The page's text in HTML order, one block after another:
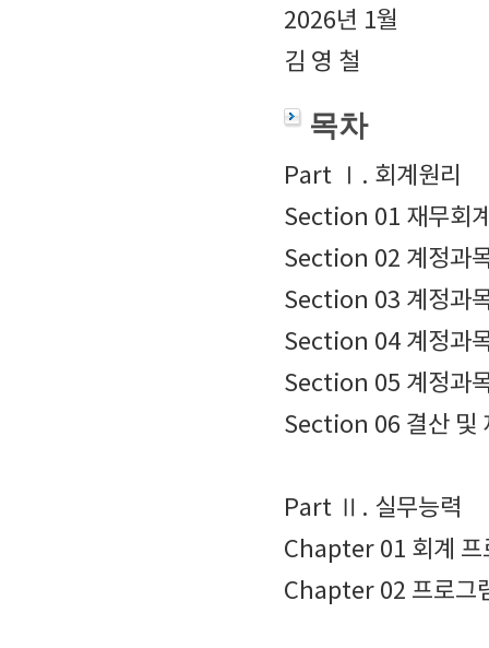
2026년 1월
김 영 철
목차
Part Ⅰ. 회계원리
Section 01 재무회
Section 02 계정과
Section 03 계정과
Section 04 계정과
Section 05 계정과
Section 06 결산 및
Part Ⅱ. 실무능력
Chapter 01 회계 프
Chapter 02 프로그